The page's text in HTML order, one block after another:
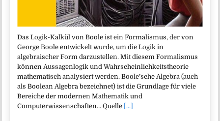
Das Logik-Kalkül von Boole ist ein Formalismus, der von
George Boole entwickelt wurde, um die Logik in
algebraischer Form darzustellen. Mit diesem Formalismus
können Aussagenlogik und Wahrscheinlichkeitstheorie
mathematisch analysiert werden. Boole’sche Algebra (auch
als Boolean Algebra bezeichnet) ist die Grundlage für viele
Bereiche der modernen Mathematik und
Computerwissenschaften… Quelle [...]